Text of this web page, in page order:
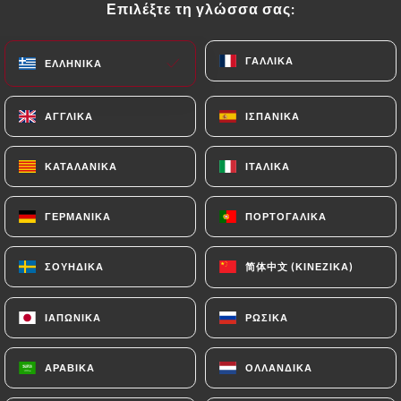
Επιλέξτε τη γλώσσα σας:
ΕΛΛΗΝΙΚΆ ΓΑΛΛΙΚΆ
ΑΓΓΛΙΚΆ ΙΣΠΑΝΙΚΆ
ΚΑΤΑΛΑΝΙΚΆ ΙΤΑΛΙΚΆ
ΓΕΡΜΑΝΙΚΆ ΠΟΡΤΟΓΑΛΙΚΆ
ΣΟΥΗΔΙΚΆ 简体中文 (ΚΙΝΈΖΙΚΑ)
ΙΑΠΩΝΙΚΆ ΡΩΣΙΚΆ
ΑΡΑΒΙΚΆ ΟΛΛΑΝΔΙΚΆ
ΑΡΧΙΚΉ/ΕΠΑΦΉ
Επαφή
Restaurant Tonton
Επιλέξτε τη γλώσσα σας:
ΕΛΛΗΝΙΚΆ ΓΑΛΛΙΚΆ
ΑΓΓΛΙΚΆ ΙΣΠΑΝΙΚΆ
ΚΑΤΑΛΑΝΙΚΆ ΙΤΑΛΙΚΆ
ΓΕΡΜΑΝΙΚΆ ΠΟΡΤΟΓΑΛΙΚΆ
ΣΟΥΗΔΙΚΆ 简体中文 (ΚΙΝΈΖΙΚΑ)
ΙΑΠΩΝΙΚΆ ΡΩΣΙΚΆ
ΑΡΑΒΙΚΆ ΟΛΛΑΝΔΙΚΆ